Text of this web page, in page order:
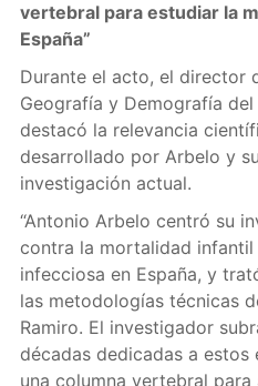
vertebral para estudiar la
España”
Durante el acto, el director
Geografía y Demografía del
destacó la relevancia
desarrollado por Arbelo y
investigación actual.
“Antonio Arbelo centró su
contra la mortalidad
infecciosa en España, y
las metodologías técnicas
Ramiro. El investigador
décadas dedicadas a estos
una columna vertebral